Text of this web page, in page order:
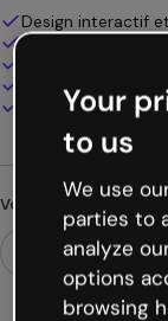
Design interactif
100%
Présentez,
Téléchargez en
Vous cherchez autre
Your
to us
We use
parties to
analyze
options
browsing